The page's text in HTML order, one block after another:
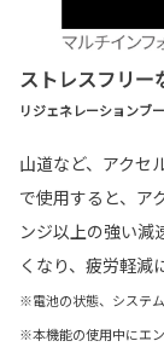
ストレスフリー
リジェネレーションブ
山道など、アクセ
で使用すると、ア
ンジ以上の強い減
くなり、疲労軽減
※電池の状態、システ
※本機能の使用中にエ